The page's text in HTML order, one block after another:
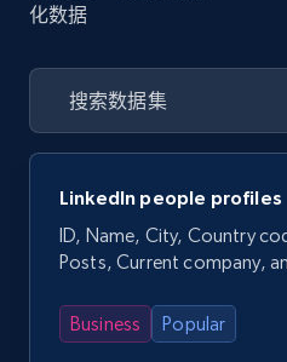
化数据
LinkedIn people profiles
ID, Name, City, Country
Posts, Current company,
Business Popular